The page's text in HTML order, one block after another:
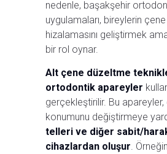
nedenle, başakşehir
uygulamaları, bireylerin çene
hizalamasını geliştirmek
bir rol oynar.
Alt çene düzeltme
ortodontik apareyler
gerçekleştirilir. Bu apareyler,
konumunu değiştirmeye
telleri ve diğer sabit/
cihazlardan oluşur .